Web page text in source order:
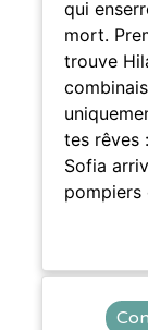
qui
mort.
trouve
tes rêves
Sofia